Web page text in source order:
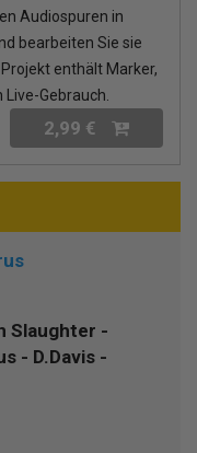
Audiospuren in
bearbeiten Sie sie
enthält Marker,
Gebrauch.
2,99 €
Slaughter -
- D.Davis -